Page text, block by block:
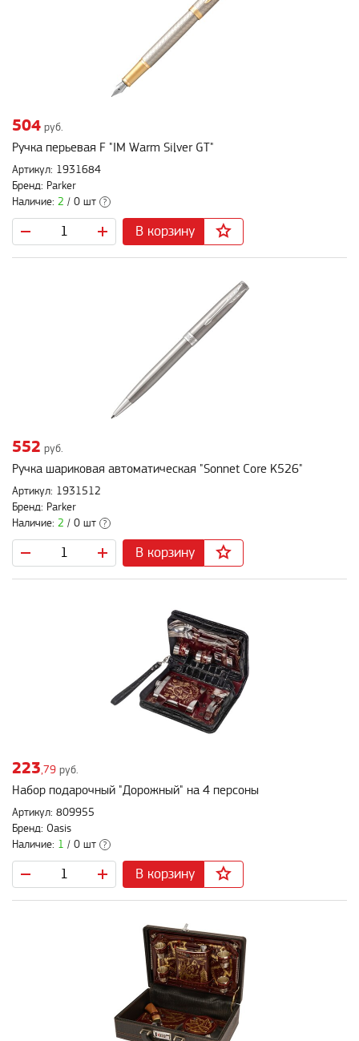
504 руб.
Ручка перьевая F "IM Warm Silver GT"
Артикул: 1931684
Бренд: Parker
Наличие: 2 / 0 шт ?
В корзину
552 руб.
Ручка шариковая автоматическая "Sonnet Core K526"
Артикул: 1931512
Бренд: Parker
Наличие: 2 / 0 шт ?
В корзину
223 ,79 руб.
Набор подарочный "Дорожный" на 4 персоны
Артикул: 809955
Бренд: Oasis
Наличие: 1 / 0 шт ?
В корзину